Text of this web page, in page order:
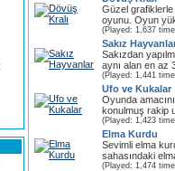
Güzel grafiklerle
oyunu. Oyun
(Played: 1,637
Sakız
Sakızdan
aynı alan en az
(Played: 1,441
Ufo ve Kukalar
Oyunda
konulmuş rakip
(Played: 1,423
Elma Kurdu
Sevimli elma
sahasındaki
(Played: 1,474